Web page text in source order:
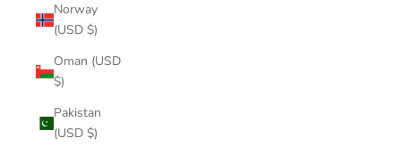
Norway
(USD $)
Oman (USD
$)
Pakistan
(USD $)